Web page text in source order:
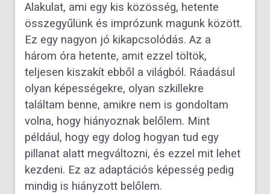
Alakulat, ami egy kis közösség, hetente
összegyűlünk és imprózunk magunk között.
Ez egy nagyon jó kikapcsolódás. Az a
három óra hetente, amit ezzel töltök,
teljesen kiszakít ebből a világból. Ráadásul
olyan képességekre, olyan szkillekre
találtam benne, amikre nem is gondoltam
volna, hogy hiányoznak belőlem. Mint
például, hogy egy dolog hogyan tud egy
pillanat alatt megváltozni, és ezzel mit lehet
kezdeni. Ez az adaptációs képesség pedig
mindig is hiányzott belőlem.